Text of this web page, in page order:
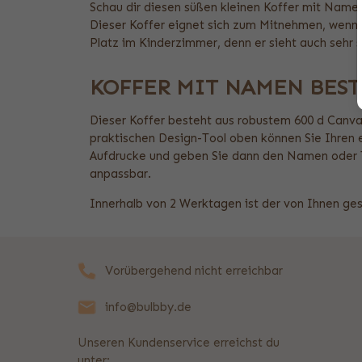
Schau dir diesen süßen kleinen Koffer mit
Dieser Koffer eignet sich zum Mitnehmen,
Platz im Kinderzimmer, denn er sieht auch
KOFFER MIT NAMEN
Dieser Koffer besteht aus robustem 600 d
praktischen Design-Tool oben können Sie
Aufdrucke und geben Sie dann den Namen
anpassbar.
Innerhalb von 2 Werktagen ist der von Ihnen
Vorübergehend nicht erreichbar
info@bulbby.de
Unseren Kundenservice erreichst du